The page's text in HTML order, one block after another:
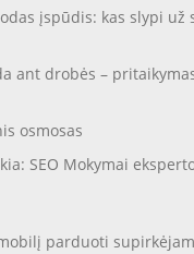
įspūdis: kas slypi
ant drobės –
osmosas
SEO Mokymai
parduoti